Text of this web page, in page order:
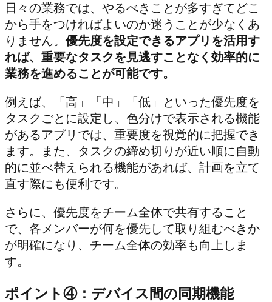
日々の業務では、やるべきことが多すぎてどこ
から手をつければよいのか迷うことが少なくあ
りません。 優先度を設定できるアプリを活用す
れば、重要なタスクを見逃すことなく効率的に
業務を進めることが可能です。
例えば、「高」「中」「低」といった優先度を
タスクごとに設定し、色分けで表示される機能
があるアプリでは、重要度を視覚的に把握でき
ます。また、タスクの締め切りが近い順に自動
的に並べ替えられる機能があれば、計画を立て
直す際にも便利です。
さらに、優先度をチーム全体で共有すること
で、各メンバーが何を優先して取り組むべきか
が明確になり、チーム全体の効率も向上しま
す。
ポイント④：デバイス間の同期機能